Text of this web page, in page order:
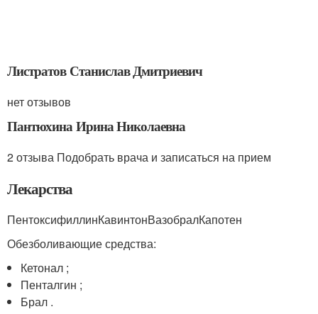
Листратов Станислав Дмитриевич
нет отзывов
Пантюхина Ирина Николаевна
2 отзыва Подобрать врача и записаться на прием
Лекарства
ПентоксифиллинКавинтонВазобралКапотен
Обезболивающие средства:
Кетонал ;
Пенталгин ;
Брал .